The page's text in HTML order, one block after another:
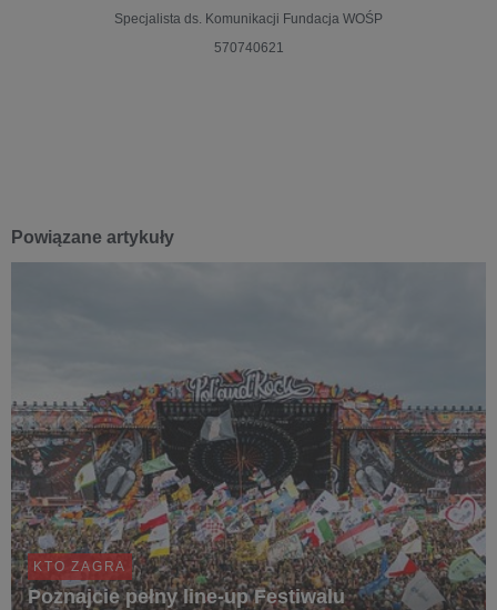
Specjalista ds. Komunikacji Fundacja WOŚP
570740621
Powiązane artykuły
KTO ZAGRA
Poznajcie pełny line-up Festiwalu